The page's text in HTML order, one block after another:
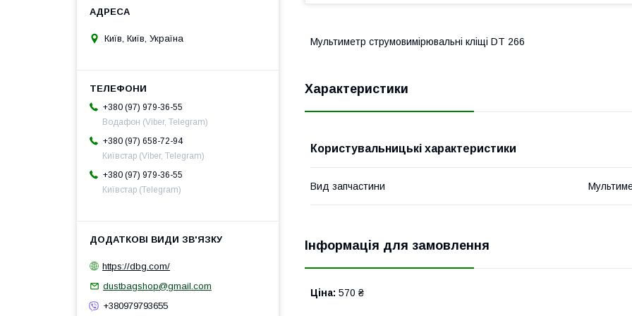
Мультиметр струмовимірювальні кліщі DT 266
Характеристики
Користувальницькі характеристики
Вид запчастини
Інформація для замовлення
Ціна: 570 ₴
Київ, Київ, Україна
+380 (97) 979-36-55
Водафон (Viber, Telegram)
+380 (97) 658-72-94
Київстар (Viber, Telegram)
+380 (97) 979-36-55
Київстар (Telegram)
https://dbg.com/
dustbagshop@gmail.com
+380979793655